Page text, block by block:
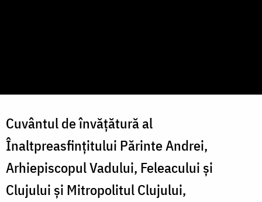
Cuvântul de învățătură al
Înaltpreasfințitului Părinte Andrei,
Arhiepiscopul Vadului, Feleacului și
Clujului și Mitropolitul Clujului,